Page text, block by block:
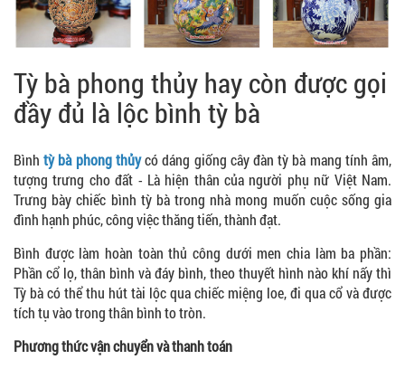
Tỳ bà phong thủy hay còn được gọi
đầy đủ là lộc bình tỳ bà
Bìnhtỳ bà phong thủycó dáng giống cây đàn tỳ bà mang tính âm,
tượng trưng cho đất - Là hiện thân của người phụ nữ Việt Nam.
Trưng bày chiếc bình tỳ bà trong nhà mong muốn cuộc sống gia
đình hạnh phúc, công việc thăng tiến, thành đạt.
Bình được làm hoàn toàn thủ công dưới men chia làm ba phần:
Phần cổ lọ, thân bình và đáy bình, theo thuyết hình nào khí nấy thì
Tỳ bà có thể thu hút tài lộc qua chiếc miệng loe, đi qua cổ và được
tích tụ vào trong thân bình to tròn.
Phương thức vận chuyển và thanh toán